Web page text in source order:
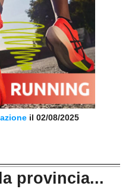
il 02/08/2025
provincia...